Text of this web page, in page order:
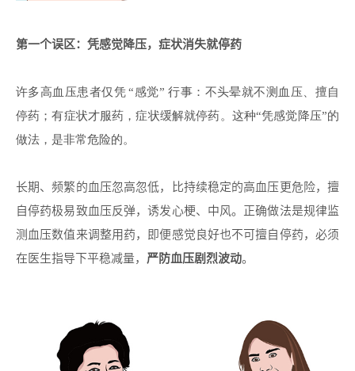
第一个误区：凭感觉降压，症状消失就停药
许多高血压患者仅凭 “感觉” 行事：不头晕就不测血压、擅自
停药；有症状才服药，症状缓解就停药。这种“凭感觉降压”的
做法，是非常危险的。
长期、频繁的血压忽高忽低，比持续稳定的高血压更危险，擅
自停药极易致血压反弹，诱发心梗、中风。正确做法是规律监
测血压数值来调整用药，即便感觉良好也不可擅自停药，必须
在医生指导下平稳减量， 严防血压剧烈波动。